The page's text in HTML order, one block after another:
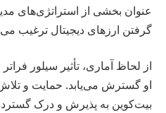
عنوان بخشی از استراتژی‌های
گرفتن ارزهای دیجیتال ترغیب
از لحاظ آماری، تأثیر سیلور
او گسترش می‌یابد. حمایت و
بیت‌کوین به پذیرش و درک